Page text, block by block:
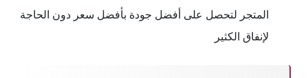
المتجر لتحصل على أفضل جودة بأفضل سعر دون الحاجة
لإنفاق الكثير